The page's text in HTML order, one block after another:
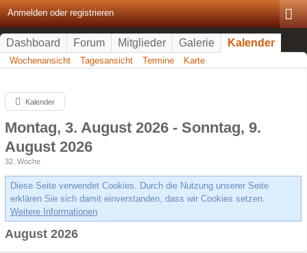
Anmelden oder registrieren
Dashboard Forum Mitglieder Galerie Kalender
Wochenansicht Tagesansicht Termine Karte
Kalender
Montag, 3. August 2026 - Sonntag, 9.
August 2026
32. Woche
Diese Seite verwendet Cookies. Durch die Nutzung unserer Seite
erklären Sie sich damit einverstanden, dass wir Cookies setzen.
Weitere Informationen
August 2026